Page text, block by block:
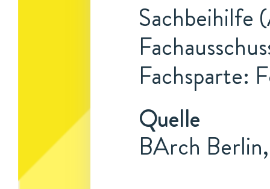
Sachbeihilfe
Fachsparte:
Quelle
BArch